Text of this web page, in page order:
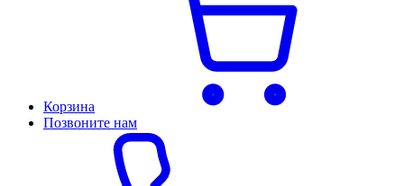
Корзина
Позвоните нам